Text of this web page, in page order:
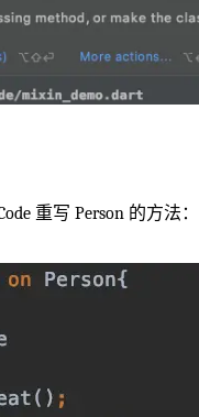
重写 Person 的方法：